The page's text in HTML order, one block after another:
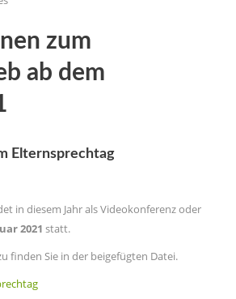
zum
ab dem
Elternsprechtag
in diesem Jahr als Videokonferenz oder
2021 statt.
finden Sie in der beigefügten Datei.